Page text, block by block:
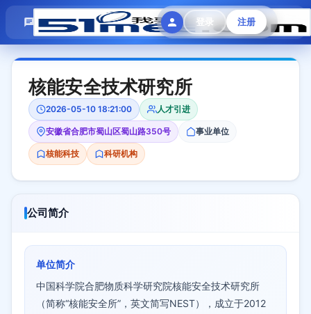
登录 注册
模拟面试 题目大全 招聘中心 会员专区
核能安全技术研究所
2026-05-10 18:21:00 人才引进
安徽省合肥市蜀山区蜀山路350号 事业单位
核能科技 科研机构
公司简介
单位简介
中国科学院合肥物质科学研究院核能安全技术研究所
（简称“核能安全所”，英文简写NEST），成立于2012